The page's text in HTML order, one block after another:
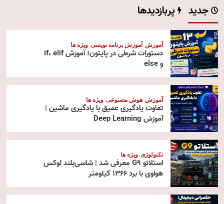
جدید پربازدیدها
آموزش آموزش برنامه نویسی ویژه ها
دستورات شرطی در پایتون؛ آموزش if، elif
و else
آموزش هوش مصنوعی ویژه ها
تفاوت یادگیری عمیق با یادگیری ماشین |
آموزش Deep Learning
تکنولوژی ویژه ها
استلاتو G9 معرفی شد | شاسی‌بلند لوکس
هواوی با برد ۱۳۶۶ کیلومتر